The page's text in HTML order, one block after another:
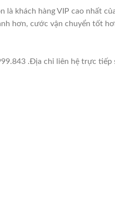
là khách hàng VIP cao nhất
hơn, cước vận chuyển tốt
.Địa chỉ liên hệ trực tiếp